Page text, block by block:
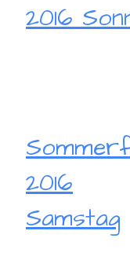
2016
2016
Samstag